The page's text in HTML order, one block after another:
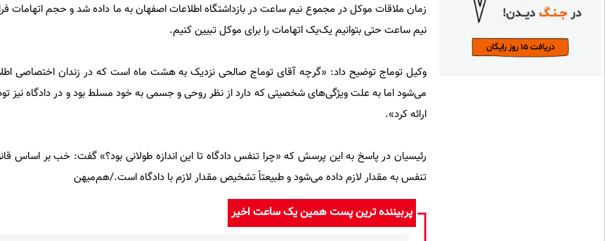
زمان ملاقات موکل در مجموع نیم ساعت در بازداشتگاه اطلاعات اصفهان به ما داده شد و حجم اتهامات
نیم ساعت حتی بتوانیم یک‌یک اتهامات را برای موکل تبیین کنیم.
وکیل توماج توضیح داد: «گرچه آقای توماج صالحی نزدیک به هشت ماه است که در زندان اختصاصی
می‌شود اما به علت ویژگی‌های شخصیتی که دارد از نظر روحی و جسمی به خود مسلط بود و در دادگاه نیز
ارائه کرد».
رئیسیان در پاسخ به این پرسش که «چرا تنفس دادگاه تا این اندازه طولانی بود؟» گفت: خب بر اساس
تنفس به مقدار لازم داده می‌شود و طبیعتاً تشخیص مقدار لازم با دادگاه است./هم‌میهن
پربیننده ترین پست همین یک ساعت اخیر